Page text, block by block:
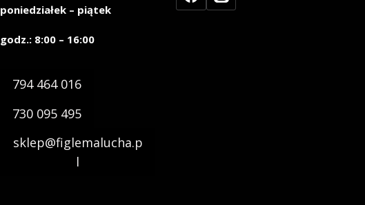
poniedziałek – piątek
godz.: 8:00 – 16:00
794 464 016
730 095 495
sklep@figlemalucha.p
l